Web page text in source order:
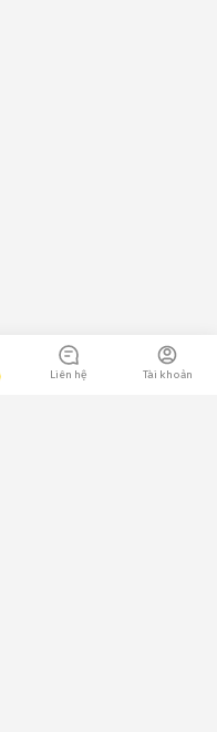
Liên hệ Tài khoản